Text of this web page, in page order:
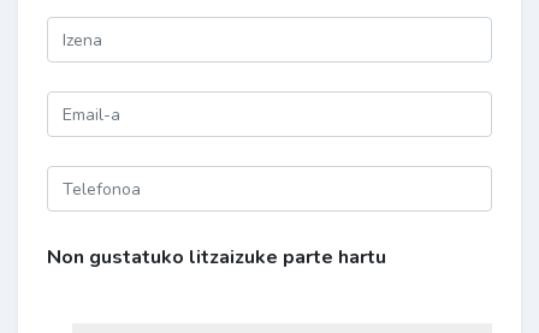
Non gustatuko litzaizuke parte hartu